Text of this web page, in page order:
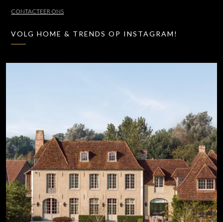
CONTACTEER ONS
VOLG HOME & TRENDS OP INSTAGRAM!